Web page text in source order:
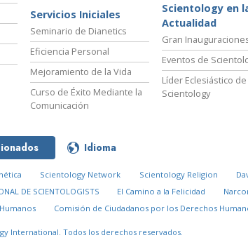
Servicios Iniciales
Seminario de Dianetics
Eficiencia Personal
Mejoramiento de la Vida
Curso de Éxito Mediante la
Comunicación
Scientology en
Actualidad
Gran
Eventos de
Líder Eclesiástico de
Scientology
Idioma
Scientology Network Scientology Religion
DE SCIENTOLOGISTS
El Camino a la Felicidad
Comisión de Ciudadanos por los Derechos
International. Todos los derechos reservados.